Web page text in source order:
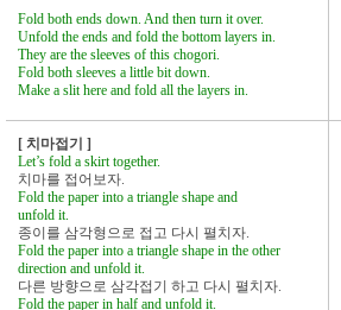
Fold both ends down. And then turn it over.
Unfold the ends and fold the bottom layers in.
They are the sleeves of this chogori.
Fold both sleeves a little bit down.
Make a slit here and fold all the layers in.
[ 치마접기 ]
Let’s fold a skirt together.
치마를 접어보자.
Fold the paper into a triangle shape and
unfold it.
종이를 삼각형으로 접고 다시 펼치자.
Fold the paper into a triangle shape in the other
direction and unfold it.
다른 방향으로 삼각접기 하고 다시 펼치자.
Fold the paper in half and unfold it.